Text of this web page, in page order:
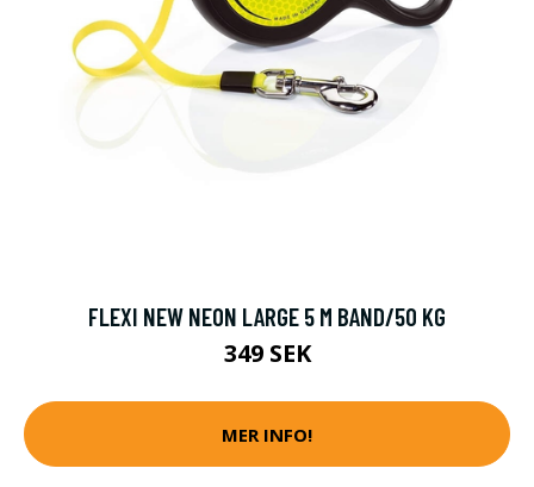
FLEXI NEW NEON LARGE 5 M BAND/50 KG
349 SEK
MER INFO!